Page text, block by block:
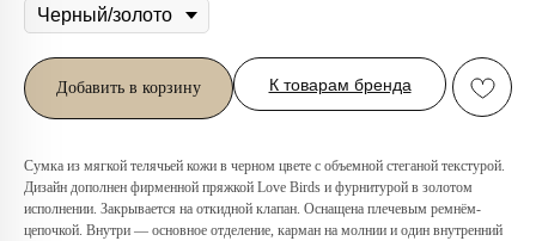
Добавить в корзину К товарам бренда
Сумка из мягкой телячьей кожи в черном цвете с объемной стеганой текстурой.
Дизайн дополнен фирменной пряжкой Love Birds и фурнитурой в золотом
исполнении. Закрывается на откидной клапан. Оснащена плечевым ремнём-
цепочкой. Внутри — основное отделение, карман на молнии и один внутренний